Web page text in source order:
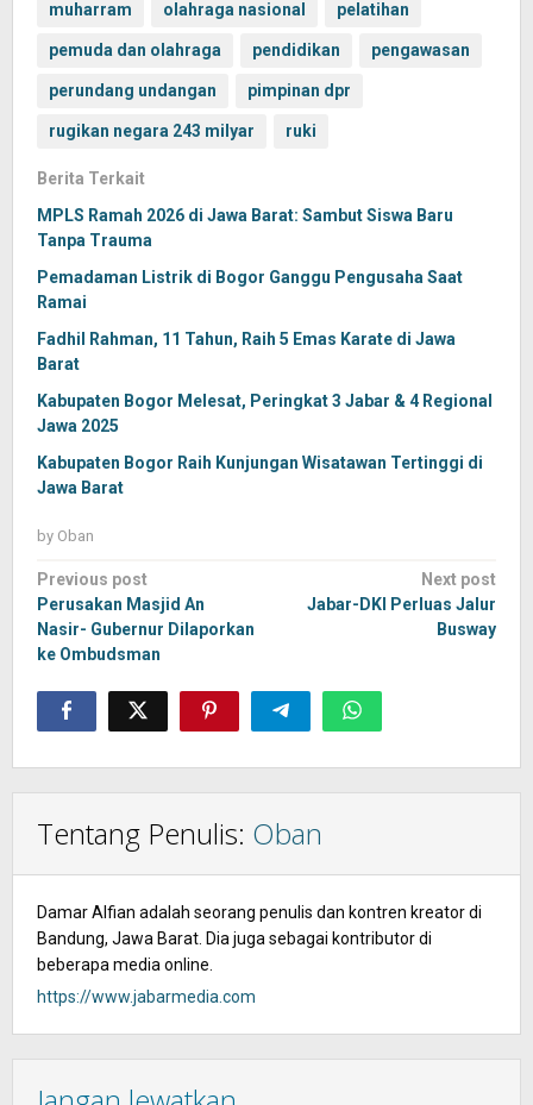
muharram olahraga nasional pelatihan
pemuda dan olahraga pendidikan pengawasan
perundang undangan pimpinan dpr
rugikan negara 243 milyar ruki
Berita Terkait
MPLS Ramah 2026 di Jawa Barat: Sambut Siswa Baru
Tanpa Trauma
Pemadaman Listrik di Bogor Ganggu Pengusaha Saat
Ramai
Fadhil Rahman, 11 Tahun, Raih 5 Emas Karate di Jawa
Barat
Kabupaten Bogor Melesat, Peringkat 3 Jabar & 4 Regional
Jawa 2025
Kabupaten Bogor Raih Kunjungan Wisatawan Tertinggi di
Jawa Barat
by Oban
Post
navigation
Previous post
Perusakan Masjid An
Nasir- Gubernur Dilaporkan
ke Ombudsman
Next post
Jabar-DKI Perluas Jalur
Busway
Tentang Penulis: Oban
Damar Alfian adalah seorang penulis dan kontren kreator di
Bandung, Jawa Barat. Dia juga sebagai kontributor di
beberapa media online.
https://www.jabarmedia.com